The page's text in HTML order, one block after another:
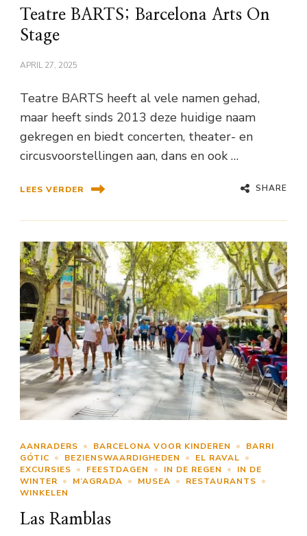
Teatre BARTS; Barcelona Arts On
Stage
APRIL 27, 2025
Teatre BARTS heeft al vele namen gehad,
maar heeft sinds 2013 deze huidige naam
gekregen en biedt concerten, theater- en
circusvoorstellingen aan, dans en ook …
LEES VERDER SHARE
AANRADERS BARCELONA VOOR KINDEREN
BARRI
GÓTIC
BEZIENSWAARDIGHEDEN
EL RAVAL
EXCURSIES
FEESTDAGEN IN DE REGEN
IN DE
WINTER
M’AGRADA MUSEA
RESTAURANTS
WINKELEN
Las Ramblas